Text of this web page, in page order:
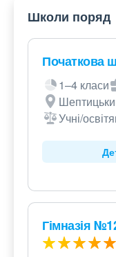
Школи поряд
Початкова
1–4 класи
Учні/
Гімназія